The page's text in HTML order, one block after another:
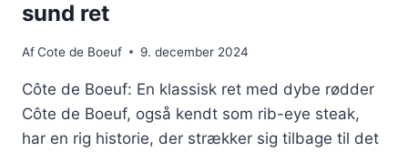
sund ret
AfCote de Boeuf 9. december 2024
Côte de Boeuf: En klassisk ret med dybe rødder
Côte de Boeuf, også kendt som rib-eye steak,
har en rig historie, der strækker sig tilbage til det